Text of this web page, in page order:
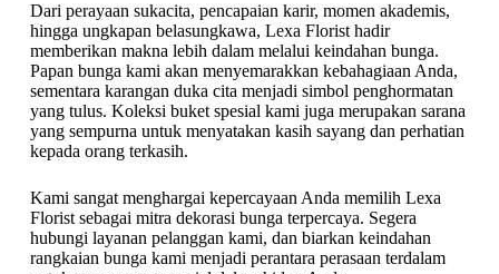
Dari perayaan sukacita, pencapaian karir, momen akademis,
hingga ungkapan belasungkawa, Lexa Florist hadir
memberikan makna lebih dalam melalui keindahan bunga.
Papan bunga kami akan menyemarakkan kebahagiaan Anda,
sementara karangan duka cita menjadi simbol penghormatan
yang tulus. Koleksi buket spesial kami juga merupakan sarana
yang sempurna untuk menyatakan kasih sayang dan perhatian
kepada orang terkasih.
Kami sangat menghargai kepercayaan Anda memilih Lexa
Florist sebagai mitra dekorasi bunga terpercaya. Segera
hubungi layanan pelanggan kami, dan biarkan keindahan
rangkaian bunga kami menjadi perantara perasaan terdalam